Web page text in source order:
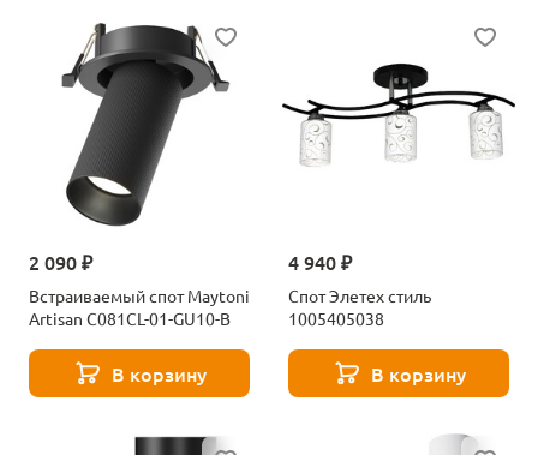
2 090 ₽
Встраиваемый спот Maytoni
Artisan C081CL-01-GU10-B
В корзину
4 940 ₽
Спот Элетех стиль
1005405038
В корзину